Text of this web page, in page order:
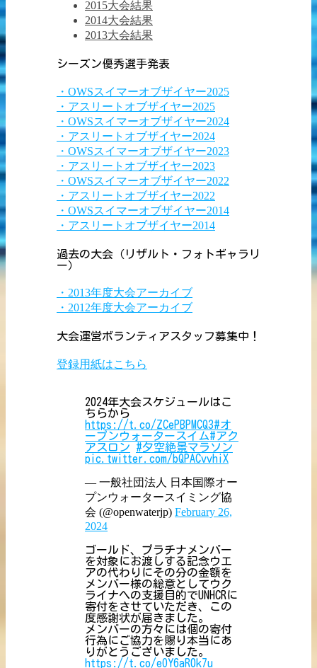
2015大会結果
2014大会結果
2013大会結果
シーズン優秀選手発表
・OWSスイマーオブザイヤー2025
・アスリートオブザイヤー2025
・OWSスイマーオブザイヤー2024
・アスリートオブザイヤー2024
・OWSスイマーオブザイヤー2023
・アスリートオブザイヤー2023
・OWSスイマーオブザイヤー2022
・アスリートオブザイヤー2022
・OWSスイマーオブザイヤー2014
・アスリートオブザイヤー2014
過去の大会（リザルト・フォトギャラリ
ー）
・2013年度大会アーカイブ
・2012年度大会アーカイブ
大会運営ボランティアスタッフ募集中！
登録用紙はこちら
2024年大会スケジュールはこ
ちらから
https://t.co/ZCePBPMCQ3#オ
ープンウォータースイム#アク
アスロン
#夕空絶景マラソン
pic.twitter.com/bQPACvvhiX
— 一般社団法人 日本国際オー
プンウォータースイミング協
会 (@openwaterjp) February 26,
2024
ゴールド、プラチナメンバー
を対象にお渡しする記念ウエ
アの代わりにその分の金額を
メンバー様の総意としてウク
ライナへの支援目的でUNHCRに
寄付をさせていただき、この
度感謝状が届きました。
メンバーの方々には個の寄付
行為にご協力を賜り本当にあ
りがとうございました。
https://t.co/eOY6aR0k7u